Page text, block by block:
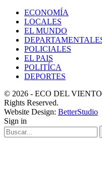
ECONOMÍA
LOCALES
EL MUNDO
POLICIALES
EL PAIS
POLITÍCA
DEPORTES
© 2026 - ECO DEL
Rights Reserved.
Website Design: BetterStudio
Sign in